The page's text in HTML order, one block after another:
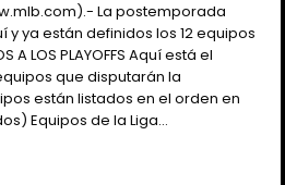
La postemporada
y ya están definidos los 12 equipos
A LOS PLAYOFFS Aquí está el
que disputarán la
están listados en el orden en
Equipos de la Liga…